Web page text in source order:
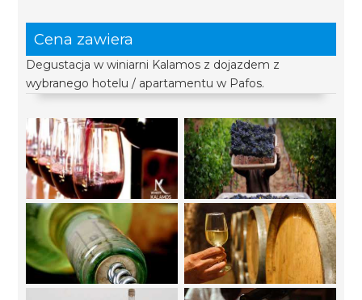
Cena zawiera
Degustacja w winiarni Kalamos z dojazdem z
wybranego hotelu / apartamentu w Pafos.